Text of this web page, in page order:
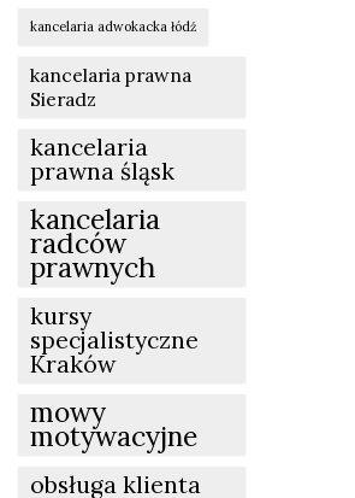
kancelaria adwokacka łódź
kancelaria prawna
Sieradz
kancelaria
prawna śląsk
kancelaria
radców
prawnych
kursy
specjalistyczne
Kraków
mowy
motywacyjne
obsługa klienta